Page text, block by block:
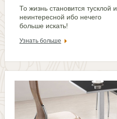
То жизнь становится тусклой и
неинтересной ибо нечего
больше искать!
Узнать больше